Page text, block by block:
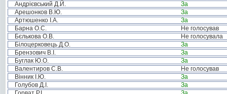
Андрієвський Д.Й.
За
Арешонков В.Ю.
За
Артюшенко І.А.
За
Барна О.С.
Не голосував
Бєлькова О.В.
Не голосувала
Білоцерковець Д.О.
За
Брензович В.І.
За
Буглак Ю.О.
За
Валентиров С.В.
Не голосував
Вінник І.Ю.
За
Голубов Д.І.
За